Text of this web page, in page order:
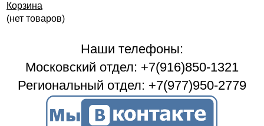
Корзина
(нет товаров)
Наши телефоны:
Московский отдел: +7(916)850-1321
Региональный отдел: +7(977)950-2779